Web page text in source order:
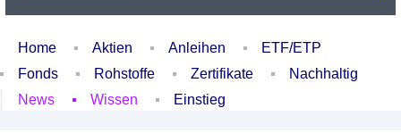
Home Aktien Anleihen
ETF/ETP
Fonds
Rohstoffe Zertifikate
Nachhaltig
News
Wissen Einstieg